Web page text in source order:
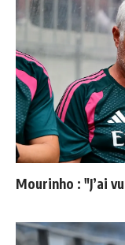
Mourinho : "J’ai